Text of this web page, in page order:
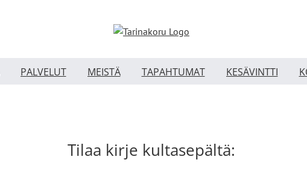
PALVELUT MEISTÄ TAPAHTUMAT KESÄVINTTI
Tilaa kirje kultasepältä: